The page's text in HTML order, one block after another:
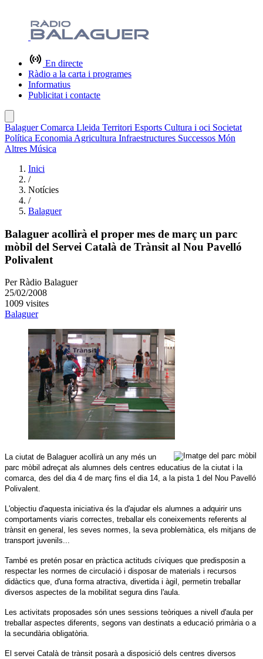
En directe
Ràdio a la carta i programes
Informatius
Publicitat i contacte
BalaguerComarca Lleida Territori Esports Cultura i oci Societat
Política Economia Agricultura Infraestructures Successos Món
Altres Música
Inici
/
Notícies
/
Balaguer
Balaguer acollirà el proper mes de març un parc
mòbil del Servei Català de Trànsit al Nou Pavelló
Polivalent
Per Ràdio Balaguer
25/02/2008
1009 visites
Balaguer
La ciutat de Balaguer acollirà un any més un
parc mòbil adreçat als alumnes dels centres educatius de la ciutat i la
comarca, des del dia 4 de març fins el dia 14, a la pista 1 del Nou Pavelló
Polivalent.
L'objectiu d'aquesta iniciativa és la d'ajudar els alumnes a adquirir uns
comportaments viaris correctes, treballar els coneixements referents al
trànsit en general, les seves normes, la seva problemàtica, els mitjans de
transport juvenils...
També es pretén posar en pràctica actituds cíviques que predisposin a
respectar les normes de circulació i disposar de materials i recursos
didàctics que, d'una forma atractiva, divertida i àgil, permetin treballar
diversos aspectes de la mobilitat segura dins l'aula.
Les activitats proposades són unes sessions teòriques a nivell d'aula per
treballar aspectes diferents, segons van destinats a educació primària o a
la secundària obligatòria.
El servei Català de trànsit posarà a disposició dels centres diversos